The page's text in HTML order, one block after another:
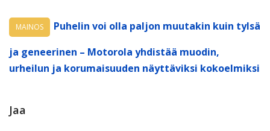
MAINOS
Puhelin voi olla paljon muutakin kuin tylsä
ja geneerinen – Motorola yhdistää muodin,
urheilun ja korumaisuuden näyttäviksi kokoelmiksi
Jaa